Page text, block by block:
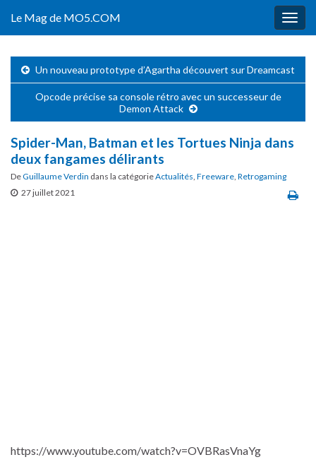
Le Mag de MO5.COM
Un nouveau prototype d’Agartha découvert sur Dreamcast
Opcode précise sa console rétro avec un successeur de
Demon Attack
Spider-Man, Batman et les Tortues Ninja dans
deux fangames délirants
DeGuillaume Verdin dans la catégorieActualités, Freeware, Retrogaming
27 juillet 2021
https://www.youtube.com/watch?v=OVBRasVnaYg